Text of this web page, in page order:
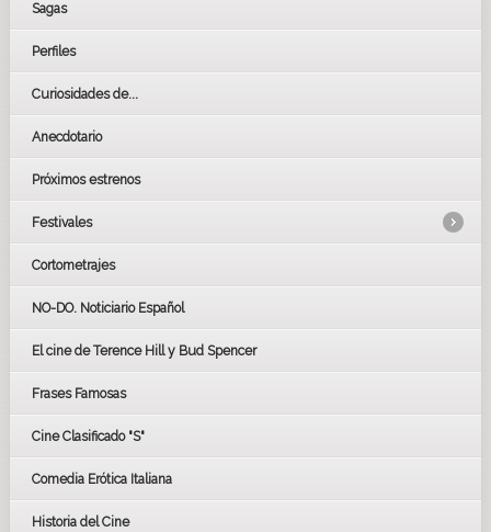
Sagas
Perfiles
Curiosidades de...
Anecdotario
Próximos estrenos
Festivales
LOS OSCARS
GOYAS
BAFTA
Cortometrajes
NO-DO. Noticiario Español
El cine de Terence Hill y Bud Spencer
Frases Famosas
Cine Clasificado "S"
Comedia Erótica Italiana
Historia del Cine